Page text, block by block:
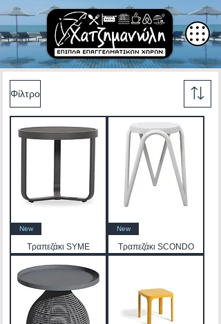
Φίλτρο
New
Τραπεζάκι SYME
New
Τραπεζάκι SCONDO